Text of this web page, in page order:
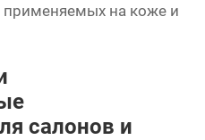
применяемых на коже и
салонов и